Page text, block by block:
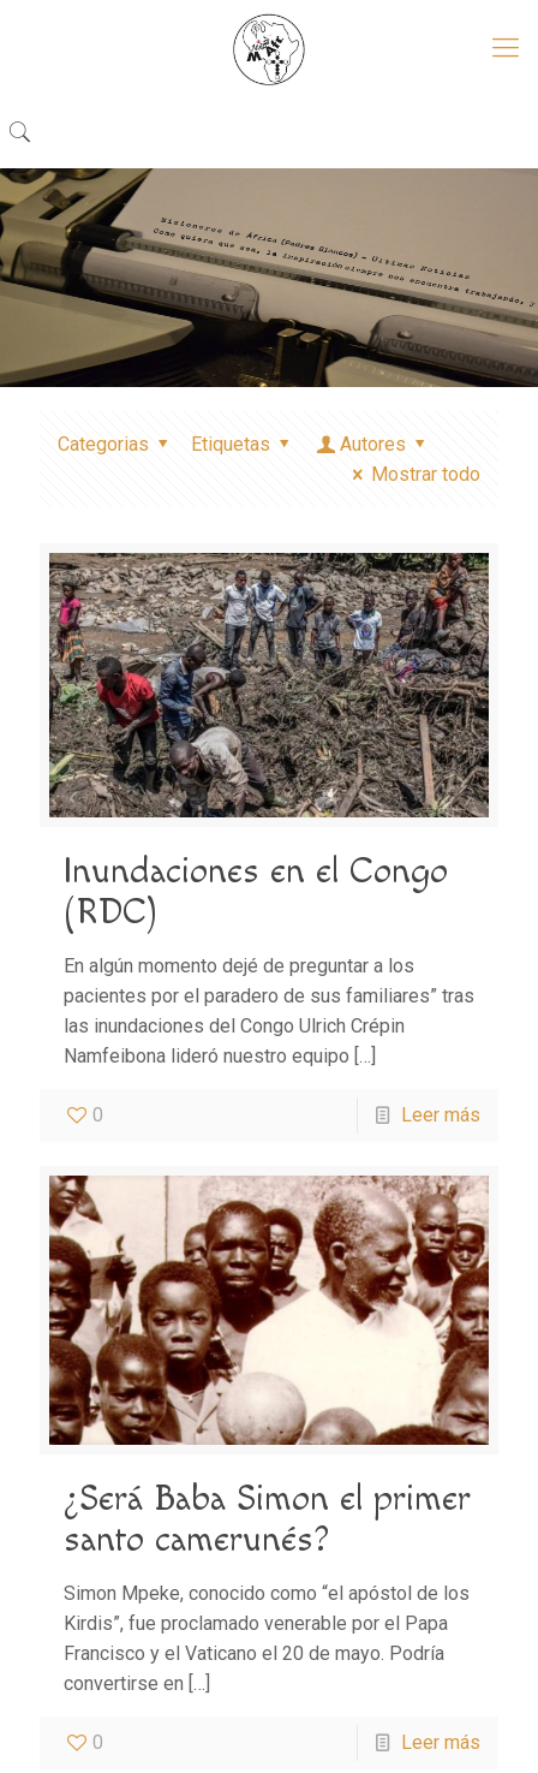
Categorias Etiquetas
Autores
Mostrar todo
Inundaciones en el Congo
(RDC)
En algún momento dejé de preguntar a los
pacientes por el paradero de sus familiares” tras
las inundaciones del Congo Ulrich Crépin
Namfeibona lideró nuestro equipo […]
0 Leer más
¿Será Baba Simon el primer
santo camerunés?
Simon Mpeke, conocido como “el apóstol de los
Kirdis”, fue proclamado venerable por el Papa
Francisco y el Vaticano el 20 de mayo. Podría
convertirse en […]
0 Leer más